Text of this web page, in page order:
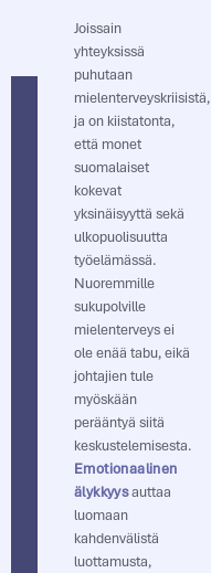
Joissain
yhteyksissä
puhutaan
mielenterveyskriisistä,
ja on kiistatonta,
että monet
suomalaiset
kokevat
yksinäisyyttä sekä
ulkopuolisuutta
työelämässä.
Nuoremmille
sukupolville
mielenterveys ei
ole enää tabu, eikä
johtajien tule
myöskään
perääntyä siitä
keskustelemisesta.
Emotionaalinen
älykkyysauttaa
luomaan
kahdenvälistä
luottamusta,